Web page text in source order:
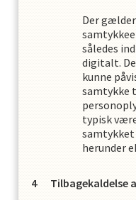
Der
således
digitalt.
kunne
samtykke
typisk
herunder
Tilbagekaldelse